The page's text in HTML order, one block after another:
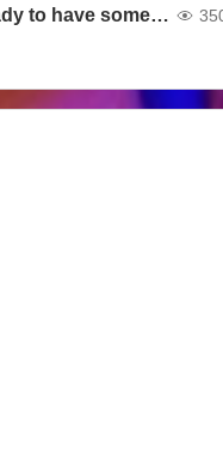
Ready to have some fun?